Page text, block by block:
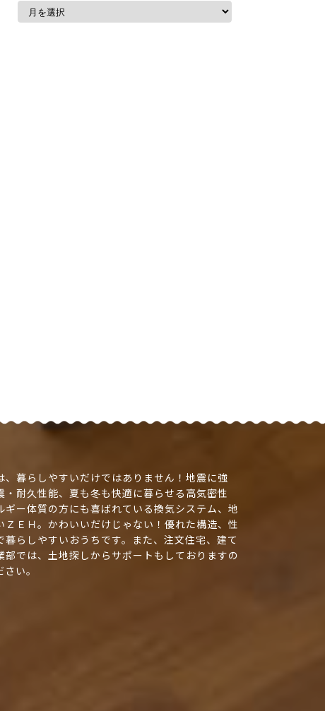
、暮らしやすいだけではありません！地震に強
・耐久性能、夏も冬も快適に暮らせる高気密性
ギー体質の方にも喜ばれている換気システム、地
ＺＥＨ。かわいいだけじゃない！優れた構造、性
らしやすいおうちです。また、注文住宅、建て
部では、土地探しからサポートもしておりますの
い。